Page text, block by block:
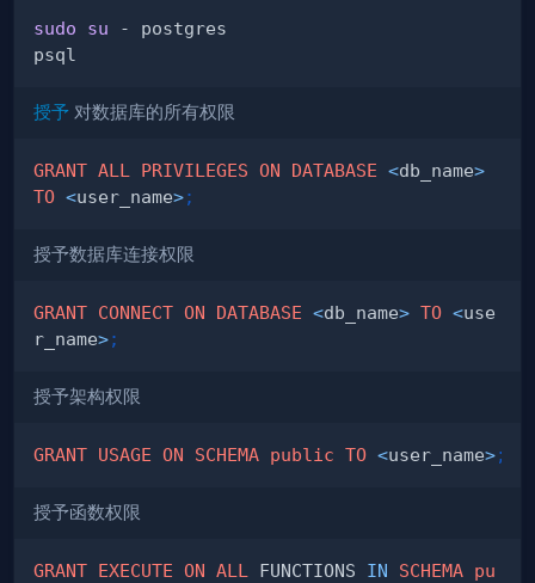
sudo su
授予 对数据库的所有权限
GRANT ALL PRIVILEGES ON DATABASE <db_name>
TO <user_name>;
授予数据库连接权限
GRANT CONNECT ON DATABASE <db_name> TO <use
r_name>;
授予架构权限
GRANT USAGE ON SCHEMA public TO <user_name>;
授予函数权限
GRANT EXECUTE ON ALL FUNCTIONS IN SCHEMA pu